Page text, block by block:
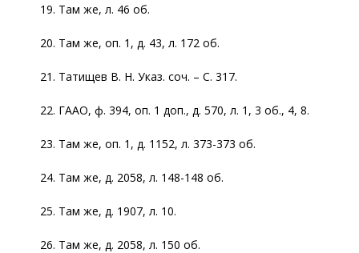
19. Там же, л. 46 об.
20. Там же, оп. 1, д. 43, л. 172 об.
21. Татищев В. Н. Указ. соч. – С. 317.
22. ГААО, ф. 394, оп. 1 доп., д. 570, л. 1, 3 об., 4, 8.
23. Там же, оп. 1, д. 1152, л. 373-373 об.
24. Там же, д. 2058, л. 148-148 об.
25. Там же, д. 1907, л. 10.
26. Там же, д. 2058, л. 150 об.